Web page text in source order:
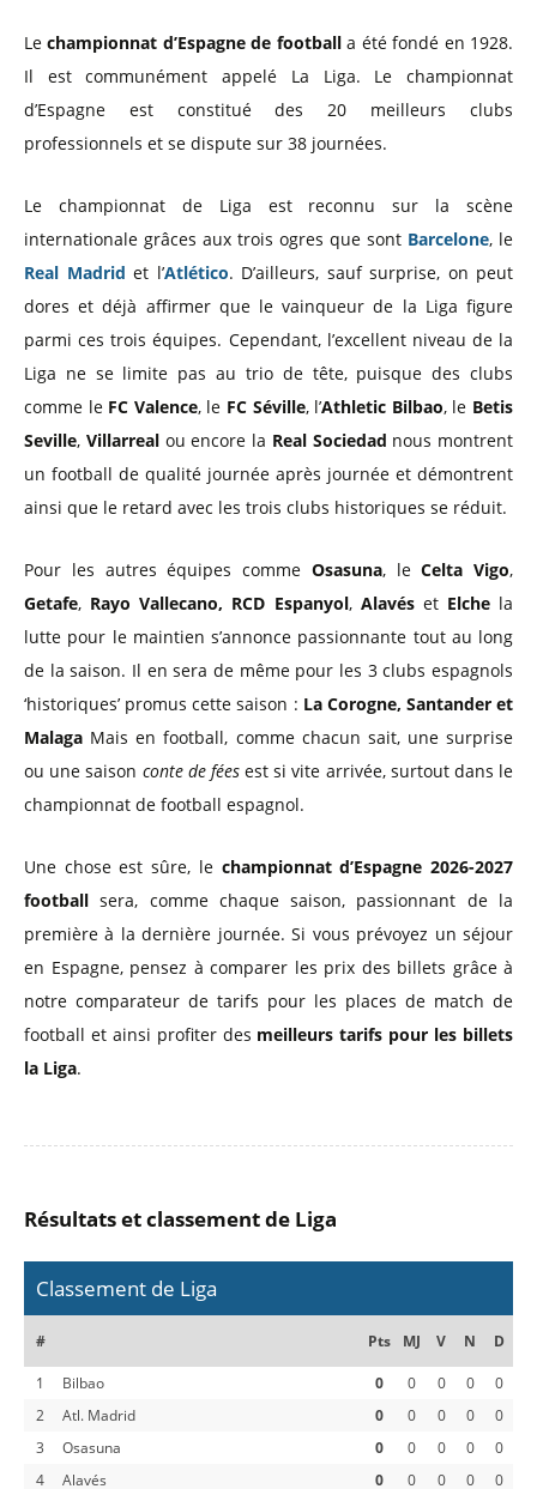
Lechampionnat d’Espagne de footballa été fondé en 1928.
Il est communément appelé La Liga. Le championnat
d’Espagne est constitué des 20 meilleurs clubs
professionnels et se dispute sur 38 journées.
Le championnat de Liga est reconnu sur la scène
internationale grâces aux trois ogres que sont Barcelone, le
Real Madrid et l’Atlético. D’ailleurs, sauf surprise, on peut
dores et déjà affirmer que le vainqueur de la Liga figure
parmi ces trois équipes. Cependant, l’excellent niveau de la
Liga ne se limite pas au trio de tête, puisque des clubs
comme le FC Valence, le FC Séville, l’Athletic Bilbao, le Betis
Seville, Villarrealou encore la Real Sociedad nous montrent
un football de qualité journée après journée et démontrent
ainsi que le retard avec les trois clubs historiques se réduit.
Pour les autres équipes comme Osasuna, leCelta Vigo,
Getafe, Rayo Vallecano, RCD Espanyol, Alavéset Elchela
lutte pour le maintien s’annonce passionnante tout au long
de la saison. Il en sera de même pour les 3 clubs espagnols
‘historiques’ promus cette saison : La Corogne, Santander et
Malaga Mais en football, comme chacun sait, une surprise
ou une saison conte de féesest si vite arrivée, surtout dans le
championnat de football espagnol.
Une chose est sûre, le championnat d’Espagne 2026-2027
football sera, comme chaque saison, passionnant de la
première à la dernière journée. Si vous prévoyez un séjour
en Espagne, pensez à comparer les prix des billets grâce à
notre comparateur de tarifs pour les places de match de
football et ainsi profiter des meilleurs tarifs pour les billets
la Liga.
Résultats et classement de Liga
Classement de Liga
# Pts MJ V N D
1 Bilbao 0 0 0 0
0
2
Atl. Madrid 0 0 0 0
0
3
Osasuna 0 0 0 0
0
4
Alavés 0 0 0 0 0